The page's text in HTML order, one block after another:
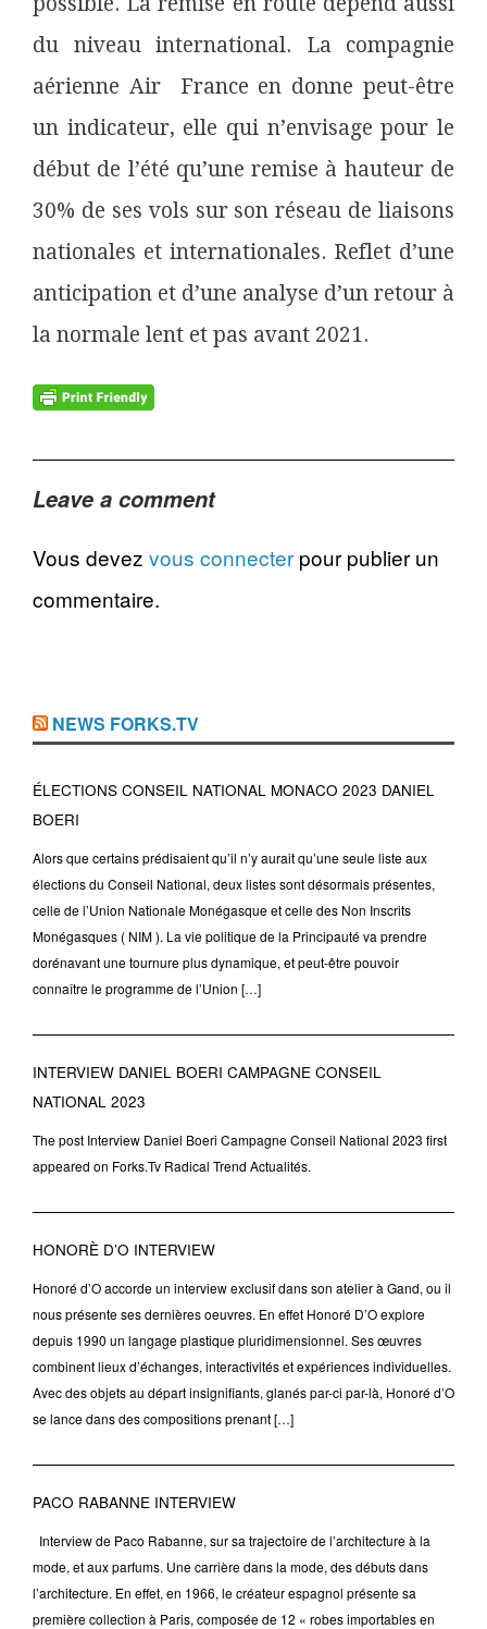
du niveau international. La compagnie
aérienne Air France en donne peut-être
un indicateur, elle qui n’envisage pour le
début de l’été qu’une remise à hauteur de
30% de ses vols sur son réseau de liaisons
nationales et internationales. Reflet d’une
anticipation et d’une analyse d’un retour à
la normale lent et pas avant 2021.
Leave a comment
Vous devez vous connecter pour publier un
commentaire.
NEWS FORKS.TV
ÉLECTIONS CONSEIL NATIONAL MONACO 2023 DANIEL
BOERI
Alors que certains prédisaient qu’il n’y aurait qu’une seule liste aux
élections du Conseil National, deux listes sont désormais présentes,
celle de l’Union Nationale Monégasque et celle des Non Inscrits
Monégasques ( NIM ). La vie politique de la Principauté va prendre
dorénavant une tournure plus dynamique, et peut-être pouvoir
connaître le programme de l’Union […]
INTERVIEW DANIEL BOERI CAMPAGNE CONSEIL
NATIONAL 2023
The post Interview Daniel Boeri Campagne Conseil National 2023 first
appeared on Forks.Tv Radical Trend Actualités.
HONORÈ D’O INTERVIEW
Honoré d’O accorde un interview exclusif dans son atelier à Gand, ou il
nous présente ses dernières oeuvres. En effet Honoré D’O explore
depuis 1990 un langage plastique pluridimensionnel. Ses œuvres
combinent lieux d’échanges, interactivités et expériences individuelles.
Avec des objets au départ insignifiants, glanés par-ci par-là, Honoré d’O
se lance dans des compositions prenant […]
PACO RABANNE INTERVIEW
Interview de Paco Rabanne, sur sa trajectoire de l’architecture à la
mode, et aux parfums. Une carrière dans la mode, des débuts dans
l’architecture. En effet, en 1966, le créateur espagnol présente sa
première collection à Paris, composée de 12 « robes importables en